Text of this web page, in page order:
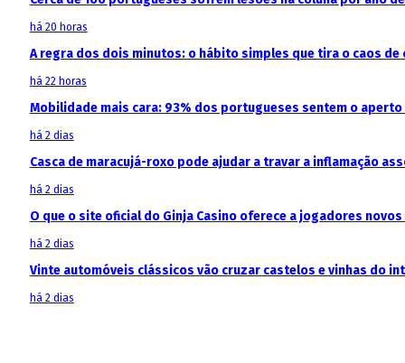
há 20 horas
A regra dos dois minutos: o hábito simples que tira o caos de
há 22 horas
Mobilidade mais cara: 93% dos portugueses sentem o
há 2 dias
Casca de maracujá-roxo pode ajudar a travar a inflamação
há 2 dias
O que o site oficial do Ginja Casino oferece a jogadores
há 2 dias
Vinte automóveis clássicos vão cruzar castelos e vinhas do
há 2 dias